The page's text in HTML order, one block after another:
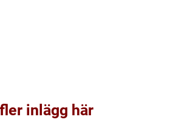
inlägg här